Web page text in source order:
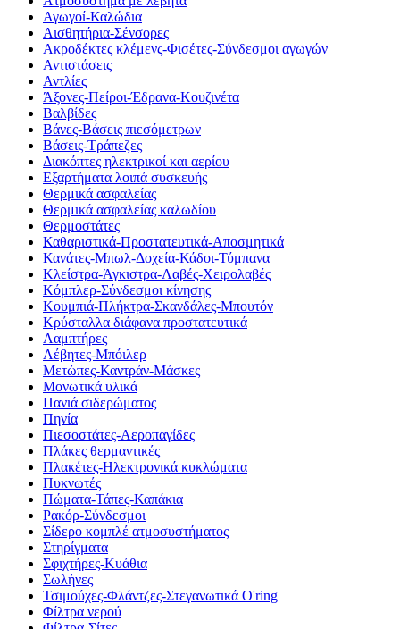
Αγωγοί-Καλώδια
Αισθητήρια-Σένσορες
Ακροδέκτες κλέμενς-Φισέτες-Σύνδεσμοι αγωγών
Αντιστάσεις
Αντλίες
Άξονες-Πείροι-Έδρανα-Κουζινέτα
Βαλβίδες
Βάνες-Βάσεις πιεσόμετρων
Βάσεις-Τράπεζες
Διακόπτες ηλεκτρικοί και αερίου
Εξαρτήματα λοιπά συσκευής
Θερμικά ασφαλείας
Θερμικά ασφαλείας καλωδίου
Θερμοστάτες
Καθαριστικά-Προστατευτικά-Αποσμητικά
Κανάτες-Μπωλ-Δοχεία-Κάδοι-Τύμπανα
Κλείστρα-Άγκιστρα-Λαβές-Χειρολαβές
Κόμπλερ-Σύνδεσμοι κίνησης
Κουμπιά-Πλήκτρα-Σκανδάλες-Μπουτόν
Κρύσταλλα διάφανα προστατευτικά
Λαμπτήρες
Λέβητες-Μπόιλερ
Μετώπες-Καντράν-Μάσκες
Μονωτικά υλικά
Πανιά σιδερώματος
Πηνία
Πιεσοστάτες-Αεροπαγίδες
Πλάκες θερμαντικές
Πλακέτες-Ηλεκτρονικά κυκλώματα
Πυκνωτές
Πώματα-Τάπες-Καπάκια
Ρακόρ-Σύνδεσμοι
Σίδερο κομπλέ ατμοσυστήματος
Στηρίγματα
Σφιχτήρες-Κυάθια
Σωλήνες
Τσιμούχες-Φλάντζες-Στεγανωτικά O'ring
Φίλτρα νερού